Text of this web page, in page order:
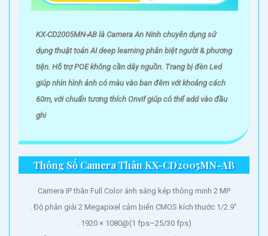
KX-CD2005MN-AB là Camera An Ninh chuyên dụng sử
dụng thuật toán AI deep learning phân biệt người & phương
tiện. Hỗ trợ POE không cần dây nguồn. Trang bị đèn Led
giúp nhìn hình ảnh có màu vào ban đêm với khoảng cách
60m, với chuẩn tương thích Onvif giúp có thể add vào đầu
ghi
Thông Số Camera Thân KX-CD2005MN-AB
Camera IP thân Full Color ánh sáng kép thông minh 2 MP
. Độ phân giải 2 Megapixel cảm biến CMOS kích thước 1/2.9”.
. 1920 × 1080@(1 fps–25/30 fps)